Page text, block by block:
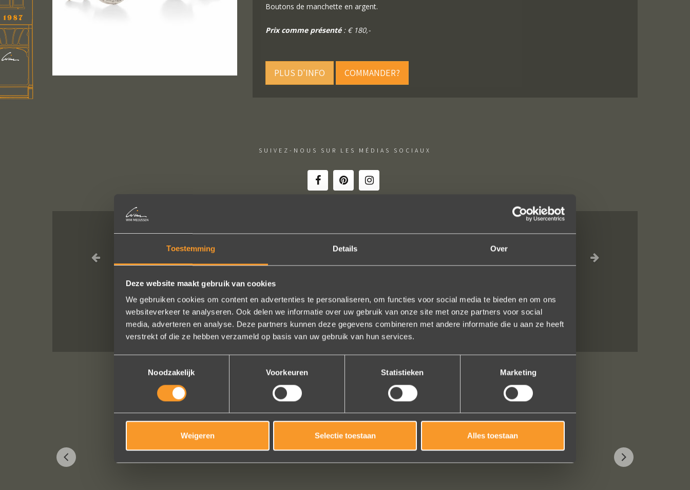
Toestemming Details Over
Deze website maakt gebruik van cookies
We gebruiken cookies om content en advertenties te personaliseren, om functies voor social media te bieden en om ons
websiteverkeer te analyseren. Ook delen we informatie over uw gebruik van onze site met onze partners voor social
media, adverteren en analyse. Deze partners kunnen deze gegevens combineren met andere informatie die u aan ze heeft
verstrekt of die ze hebben verzameld op basis van uw gebruik van hun services.
Noodzakelijk
Voorkeuren Statistieken Marketing
Weigeren Selectie toestaan Alles toestaan
Boutons de manchette en argent.
Prix comme présenté: € 180,-
PLUS D'INFO COMMANDER?
SUIVEZ-NOUS SUR LES MÉDIAS SOCIAUX
Heel blij met onze trouwringen! Ruime keuze en correcte prijzen! We werden steeds heel vriendelijk
Bekijk al onze reviews